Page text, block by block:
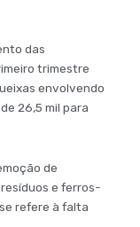
das
trimestre
envolvendo
26,5 mil para
de
e ferros-
refere à falta